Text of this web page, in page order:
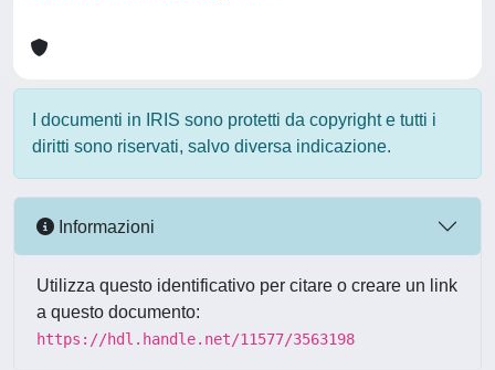
I documenti in IRIS sono protetti da copyright e tutti i
diritti sono riservati, salvo diversa indicazione.
Informazioni
Utilizza questo identificativo per citare o creare un link
a questo documento:
https://hdl.handle.net/11577/3563198